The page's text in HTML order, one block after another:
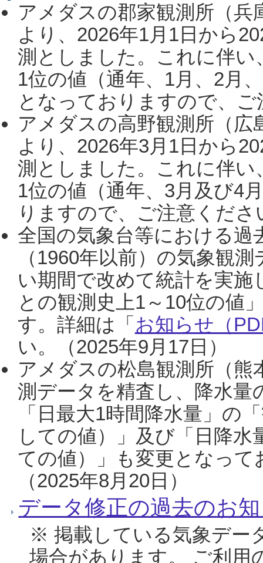
アメダスの郡家観測所（
より、2026年1月1日から
測としました。これに伴い
1位の値（通年、1月、2月
となっておりますので、
アメダスの高野観測所（
より、2026年3月1日から
測としました。これに伴い
1位の値（通年、3月及び4
りますので、ご注意くだ
全国の気象台等における過
（1960年以前）の気象観
い期間で改めて統計を実
との観測史上1～10位の値
す。詳細は「 お知らせ（
い。（2025年9月17日）
アメダスの松島観測所（熊
測データを精査し、降水
「日最大1時間降水量」の
しての値）」及び「日降
ての値）」も変更となっ
（2025年8月20日）
データ修正の過去のお
※ 掲載している気象デー
場合があります。 ご利用